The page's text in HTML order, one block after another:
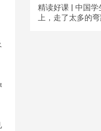
精读好课 | 中国
上，走了太多的弯